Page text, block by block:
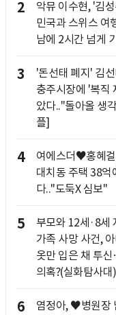
2
악뮤 이수현, '김
민국과 스위스 여
남에 2시간 넘게
3
'돈선태 폐지' 김
충주시장에 '복직
았다.."돌아올 생
플]
4
여에스더♥홍혜
대치동 주택 38억
다.."도둑X 심보"
5
부모와 12세·8세
가족 사망 사건,
옷만 입은 채 투
의혹?(실화탐사대)
6 염정아, ♥병원장